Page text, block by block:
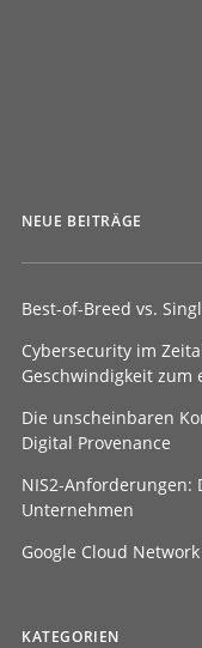
NEUE BEITRÄGE
Best-of-Breed vs.
Cybersecurity im
Geschwindigkeit zum
Die unscheinbaren
Digital Provenance
NIS2-Anforderungen:
Unternehmen
Google Cloud
KATEGORIEN